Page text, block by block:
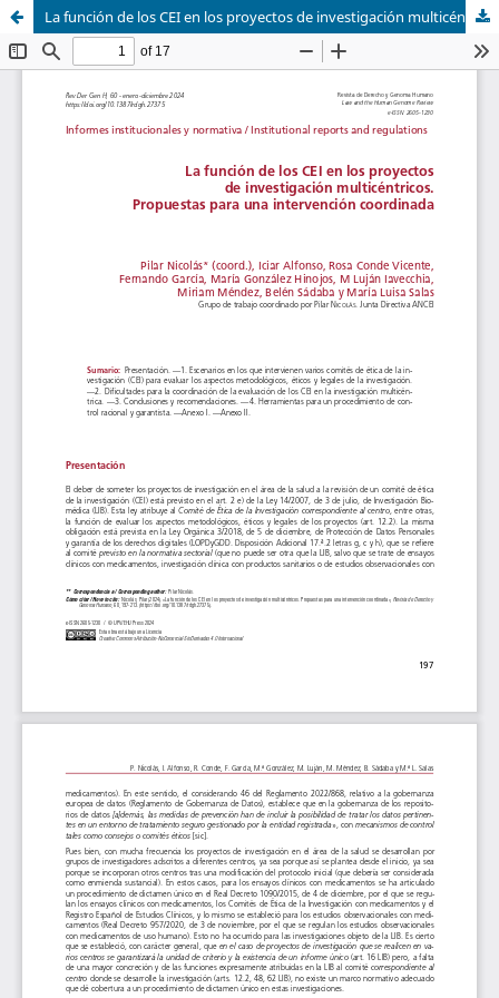
La función de los CEI en los proyectos de investigación multicéntricos. Propuestas para una intervención coordinada